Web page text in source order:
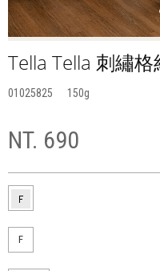
Tella Tella 刺繡
01025825 150
NT. 690
F